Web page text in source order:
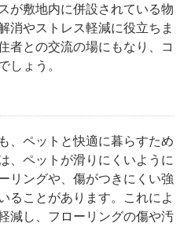
が敷地内に併設されている物
消やストレス軽減に役立ちま
者との交流の場にもなり、コ
しょう。
、ペットと快適に暮らすため
、ペットが滑りにくいように
リングや、傷がつきにくい強
ることがあります。これによ
減し、フローリングの傷や汚